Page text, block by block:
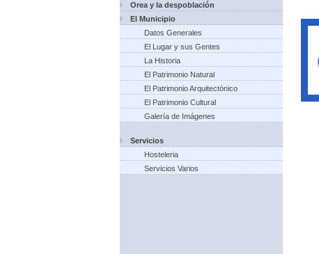
Orea y la despoblación
El Municipio
Datos Generales
El Lugar y sus Gentes
La Historia
El Patrimonio Natural
El Patrimonio Arquitectónico
El Patrimonio Cultural
Galería de Imágenes
Servicios
Hosteleria
Servicios Varios